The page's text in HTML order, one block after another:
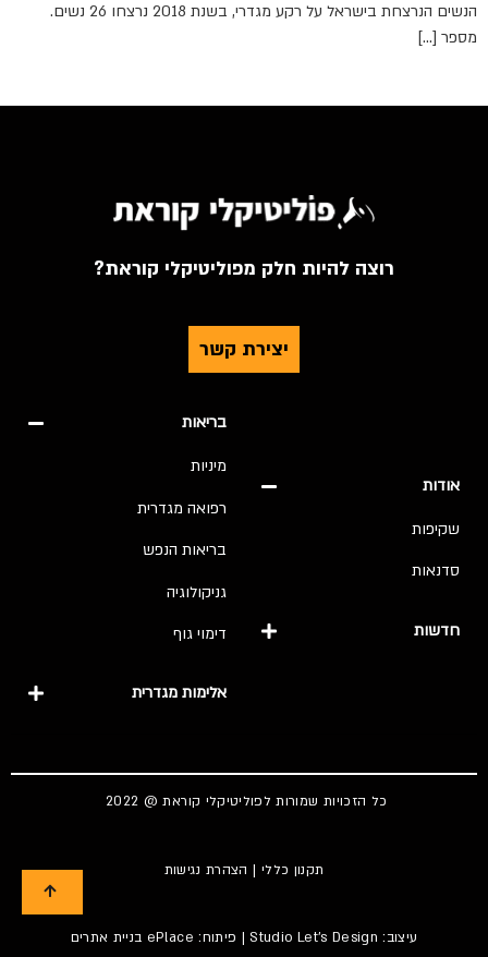
הנשים הנרצחת בישראל על רקע מגדרי, בשנת 2018 נרצחו 26 נשים.
מספר […]
רוצה להיות חלק מפוליטיקלי קוראת?
יצירת קשר
אודות
שקיפות
סדנאות
חדשות
בריאות
מיניות
רפואה מגדרית
בריאות הנפש
גניקולוגיה
דימוי גוף
אלימות מגדרית
כל הזכויות שמורות לפוליטיקלי קוראת @ 2022
תקנון כללי | הצהרת נגישות
עיצוב: Studio Let's Design| פיתוח: ePlace בניית אתרים